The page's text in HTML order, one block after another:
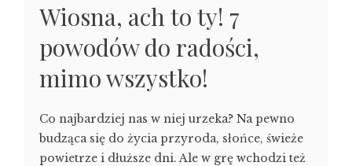
Wiosna, ach to ty! 7
powodów do radości,
mimo wszystko!
Co najbardziej nas w niej urzeka? Na pewno
budząca się do życia przyroda, słońce, świeże
powietrze i dłuższe dni. Ale w grę wchodzi też